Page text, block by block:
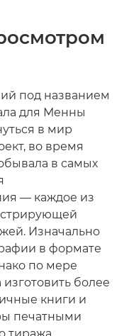
под названием
для Менны
в мир
во время
в самых
— каждое из
Изначально
в формате
по мере
более
книги и
печатными
тиража,